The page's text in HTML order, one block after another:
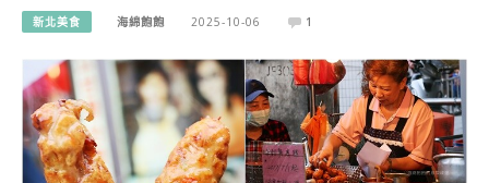
新北美食 海綿飽飽 2025-10-06 1